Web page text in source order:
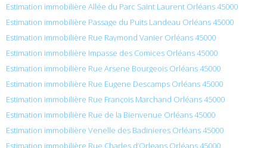
Estimation immobilière Allée du Parc Saint Laurent Orléans 45000
Estimation immobilière Passage du Puits Landeau Orléans 45000
Estimation immobilière Rue Raymond Vanier Orléans 45000
Estimation immobilière Impasse des Comices Orléans 45000
Estimation immobilière Rue Arsene Bourgeois Orléans 45000
Estimation immobilière Rue Eugene Descamps Orléans 45000
Estimation immobilière Rue François Marchand Orléans 45000
Estimation immobilière Rue de la Bienvenue Orléans 45000
Estimation immobilière Venelle des Badinieres Orléans 45000
Estimation immobilière Rue Charles d’Orleans Orléans 45000